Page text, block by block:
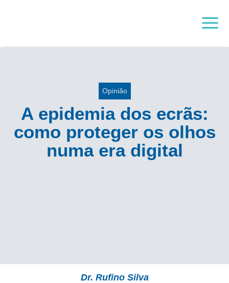
Menu
Opinião
A epidemia dos ecrãs:
como proteger os olhos
numa era digital
Dr. Rufino Silva